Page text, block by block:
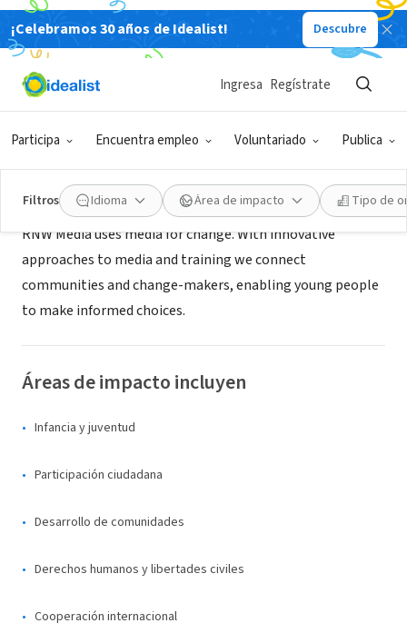
¡Celebramos 30 años de Idealist! Descubre
Participa Encuentra empleo Voluntariado Publica
Ingresa Regístrate
Filtros Idioma Área de impacto Tipo de
ORGANIZACIÓN SIN FIN DE LUCRO
RNW Media
Acerca de
RNW Media uses media for change. With innovative
approaches to media and training we connect
communities and change-makers, enabling young people
to make informed choices.
Áreas de impacto incluyen
Infancia y juventud
Participación ciudadana
Desarrollo de comunidades
Derechos humanos y libertades civiles
Cooperación internacional